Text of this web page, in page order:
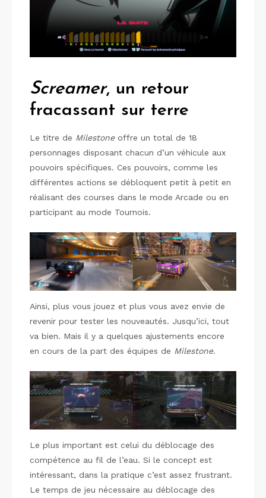
Screamer, un retour
fracassant sur terre
Le titre de Milestone offre un total de 18
personnages disposant chacun d’un véhicule aux
pouvoirs spécifiques. Ces pouvoirs, comme les
différentes actions se débloquent petit à petit en
réalisant des courses dans le mode Arcade ou en
participant au mode Tournois.
Ainsi, plus vous jouez et plus vous avez envie de
revenir pour tester les nouveautés. Jusqu’ici, tout
va bien. Mais il y a quelques ajustements encore
en cours de la part des équipes de Milestone.
Le plus important est celui du déblocage des
compétence au fil de l’eau. Si le concept est
intéressant, dans la pratique c’est assez frustrant.
Le temps de jeu nécessaire au déblocage des